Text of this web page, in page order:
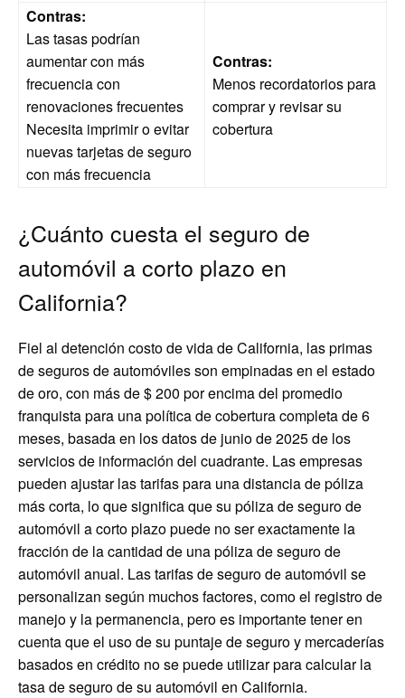
Contras:
Las tasas podrían
aumentar con más
frecuencia con
renovaciones frecuentes
Necesita imprimir o evitar
nuevas tarjetas de seguro
con más frecuencia
Contras:
Menos recordatorios para
comprar y revisar su
cobertura
¿Cuánto cuesta el seguro de
automóvil a corto plazo en
California?
Fiel al detención costo de vida de California, las primas
de seguros de automóviles son empinadas en el estado
de oro, con más de $ 200 por encima del promedio
franquista para una política de cobertura completa de 6
meses, basada en los datos de junio de 2025 de los
servicios de información del cuadrante. Las empresas
pueden ajustar las tarifas para una distancia de póliza
más corta, lo que significa que su póliza de seguro de
automóvil a corto plazo puede no ser exactamente la
fracción de la cantidad de una póliza de seguro de
automóvil anual. Las tarifas de seguro de automóvil se
personalizan según muchos factores, como el registro de
manejo y la permanencia, pero es importante tener en
cuenta que el uso de su puntaje de seguro y mercaderías
basados ​​en crédito no se puede utilizar para calcular la
tasa de seguro de su automóvil en California.